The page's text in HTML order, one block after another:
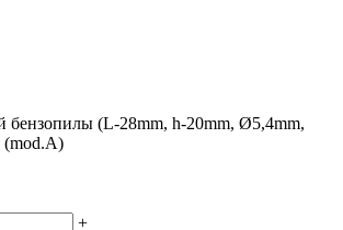
бензопилы (L-28mm, h-20mm, Ø5,4mm,
(mod.A)
+